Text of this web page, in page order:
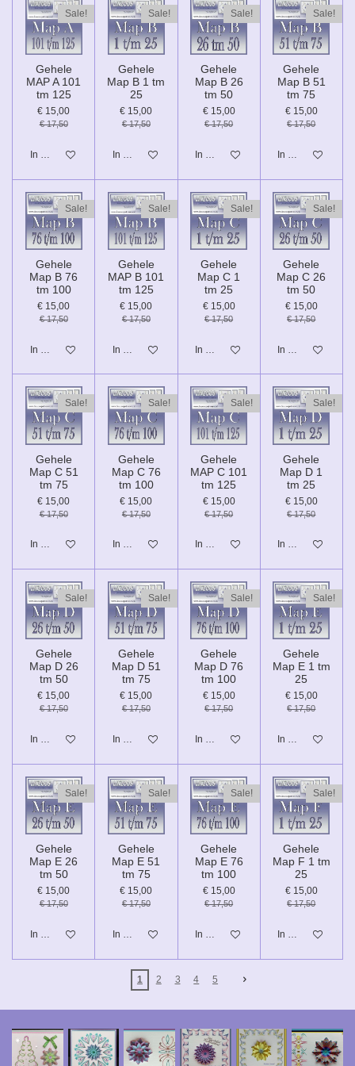
Sale!
Gehele
MAP A 101
tm 125
€ 15,00
€ 17,50
In winkelwagen
Sale!
Gehele
Map B 1 tm
25
€ 15,00
€ 17,50
In winkelwagen
Sale!
Gehele
Map B 26
tm 50
€ 15,00
€ 17,50
In winkelwagen
Sale!
Gehele
Map B 51
tm 75
€ 15,00
€ 17,50
In winkelwagen
Sale!
Gehele
Map B 76
tm 100
€ 15,00
€ 17,50
In winkelwagen
Sale!
Gehele
MAP B 101
tm 125
€ 15,00
€ 17,50
In winkelwagen
Sale!
Gehele
Map C 1
tm 25
€ 15,00
€ 17,50
In winkelwagen
Sale!
Gehele
Map C 26
tm 50
€ 15,00
€ 17,50
In winkelwagen
Sale!
Gehele
Map C 51
tm 75
€ 15,00
€ 17,50
In winkelwagen
Sale!
Gehele
Map C 76
tm 100
€ 15,00
€ 17,50
In winkelwagen
Sale!
Gehele
MAP C 101
tm 125
€ 15,00
€ 17,50
In winkelwagen
Sale!
Gehele
Map D 1
tm 25
€ 15,00
€ 17,50
In winkelwagen
Sale!
Gehele
Map D 26
tm 50
€ 15,00
€ 17,50
In winkelwagen
Sale!
Gehele
Map D 51
tm 75
€ 15,00
€ 17,50
In winkelwagen
Sale!
Gehele
Map D 76
tm 100
€ 15,00
€ 17,50
In winkelwagen
Sale!
Gehele
Map E 1 tm
25
€ 15,00
€ 17,50
In winkelwagen
Sale!
Gehele
Map E 26
tm 50
€ 15,00
€ 17,50
In winkelwagen
Sale!
Gehele
Map E 51
tm 75
€ 15,00
€ 17,50
In winkelwagen
Sale!
Gehele
Map E 76
tm 100
€ 15,00
€ 17,50
In winkelwagen
Sale!
Gehele
Map F 1 tm
25
€ 15,00
€ 17,50
In winkelwagen
1 2 3 4 5